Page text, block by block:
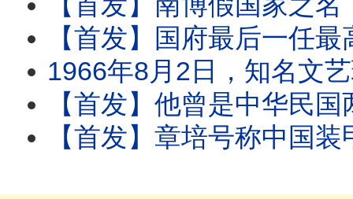
【首发】国府最后一任最高检察长杨兆龙，被身边两个最亲的女
1966年8月2日，知名文艺理论家、共产党员叶以群，从上海华山路一座公寓6楼
【首发】他曾是中华民国两任大总统+三任副总统，然而自己
【首发】章培号称中国装甲兵之父，章乃器更是毛泽东划定的四大右